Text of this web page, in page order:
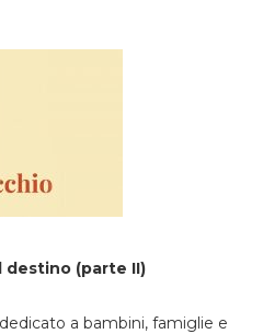
destino (parte II)
a bambini, famiglie e